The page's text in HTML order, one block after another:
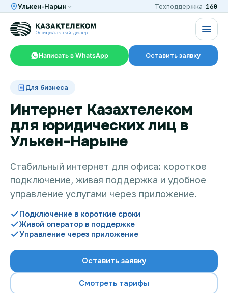
Улькен-Нарын Техподдержка 160
Написать в WhatsApp Оставить заявку
Интернет и ТВ в квартире
Интернет и ТВ в частном доме
Интернет в офис
TV+
Проверить возможность подключения
Для бизнеса
Интернет Казахтелеком
для юридических лиц в
Улькен-Нарыне
Стабильный интернет для офиса: короткое
подключение, живая поддержка и удобное
управление услугами через приложение.
Подключение в короткие сроки
Живой оператор в поддержке
Управление через приложение
Оставить заявку
Смотреть тарифы